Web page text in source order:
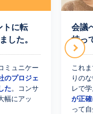
トに転
した。
ミュニケー
のプロジェ
た。コンサ
幅にアッ
会議
持っ
これ
りの
レで
が正
って
Next